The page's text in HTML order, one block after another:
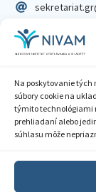
Na poskytovanie tých
súbory cookie na
týmito technológiami
prehliadaní alebo
súhlasu môže
IČO: 00164348
DIČ: 2020798714